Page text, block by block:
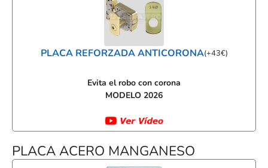
PLACA REFORZADA ANTICORONA(+43€)
Evita el robo con corona
MODELO 2026
PLACA ACERO MANGANESO